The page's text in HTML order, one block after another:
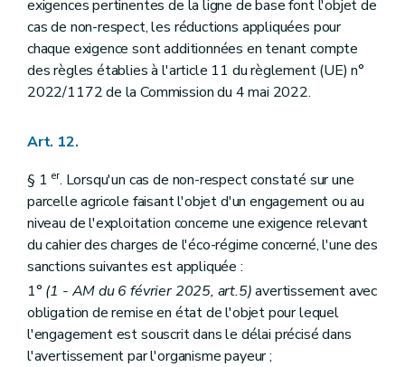
exigences pertinentes de la ligne de base font l'objet de
cas de non-respect, les réductions appliquées pour
chaque exigence sont additionnées en tenant compte
des règles établies à l'article 11 du règlement (UE) n°
2022/1172 de la Commission du 4 mai 2022.
Art. 12.
§ 1 er. Lorsqu'un cas de non-respect constaté sur une
parcelle agricole faisant l'objet d'un engagement ou au
niveau de l'exploitation concerne une exigence relevant
du cahier des charges de l'éco-régime concerné, l'une des
sanctions suivantes est appliquée :
1° (1 - AM du 6 février 2025, art.5)avertissement avec
obligation de remise en état de l'objet pour lequel
l'engagement est souscrit dans le délai précisé dans
l'avertissement par l'organisme payeur ;